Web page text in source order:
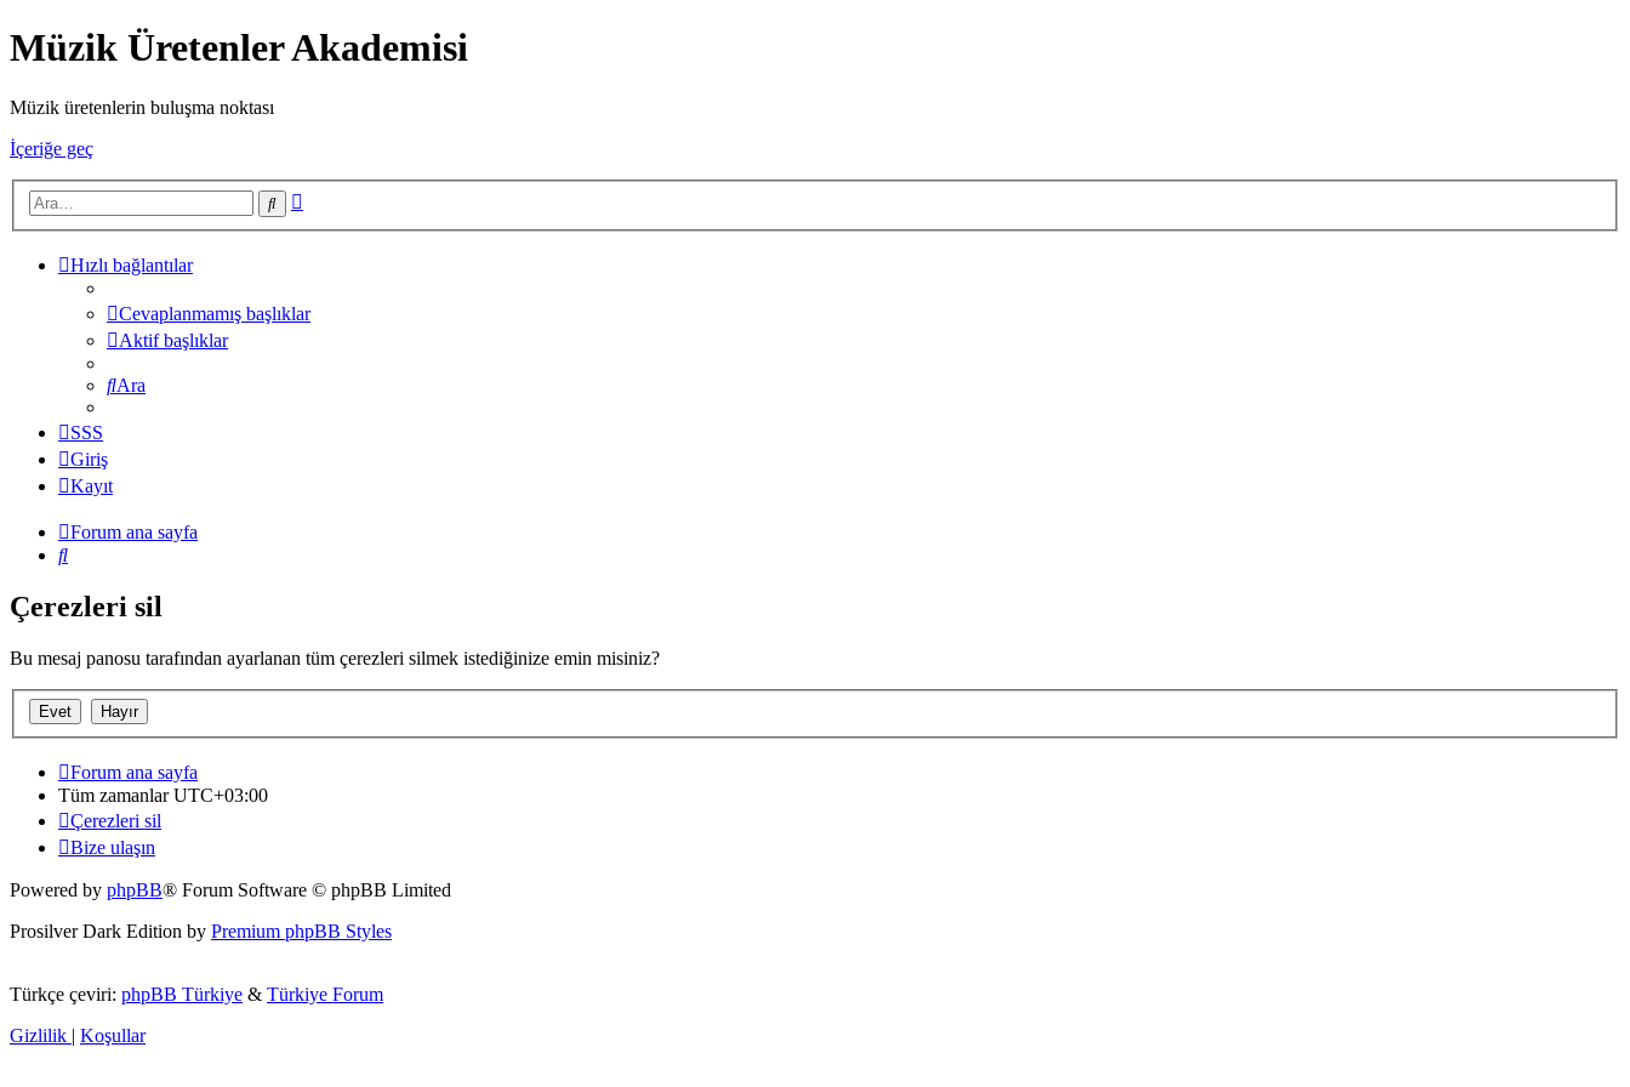
Müzik Üretenler Akademisi
Müzik üretenlerin buluşma noktası
İçeriğe geç
Ara
Hızlı bağlantılar
Cevaplanmamış başlıklar
Aktif başlıklar
Ara
SSS
Giriş
Kayıt
Forum ana sayfa
Ara
Çerezleri sil
Bu mesaj panosu tarafından ayarlanan tüm çerezleri silmek istediğinize emin misiniz?
Forum ana sayfa
Tüm zamanlarUTC+03:00
Çerezleri sil
Bize ulaşın
Powered by phpBB® Forum Software © phpBB Limited
Prosilver Dark Edition by Premium phpBB Styles
Türkçe çeviri: phpBB Türkiye & Türkiye Forum
Gizlilik | Koşullar